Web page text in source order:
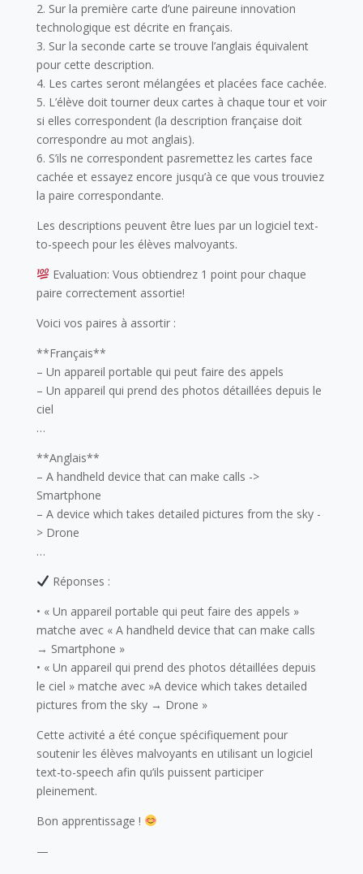
2. Sur la première carte d’une paireune innovation
technologique est décrite en français.
3. Sur la seconde carte se trouve l’anglais équivalent
pour cette description.
4. Les cartes seront mélangées et placées face cachée.
5. L’élève doit tourner deux cartes à chaque tour et voir
si elles correspondent (la description française doit
correspondre au mot anglais).
6. S’ils ne correspondent pasremettez les cartes face
cachée et essayez encore jusqu’à ce que vous trouviez
la paire correspondante.
Les descriptions peuvent être lues par un logiciel text-
to-speech pour les élèves malvoyants.
Evaluation: Vous obtiendrez 1 point pour chaque
paire correctement assortie!
Voici vos paires à assortir :
**Français**
– Un appareil portable qui peut faire des appels
– Un appareil qui prend des photos détaillées depuis le
ciel
…
**Anglais**
– A handheld device that can make calls ->
Smartphone
– A device which takes detailed pictures from the sky -
> Drone
…
Réponses :
• « Un appareil portable qui peut faire des appels »
matche avec « A handheld device that can make calls
→ Smartphone »
• « Un appareil qui prend des photos détaillées depuis
le ciel » matche avec »A device which takes detailed
pictures from the sky → Drone »
Cette activité a été conçue spécifiquement pour
soutenir les élèves malvoyants en utilisant un logiciel
text-to-speech afin qu’ils puissent participer
pleinement.
Bon apprentissage !
—